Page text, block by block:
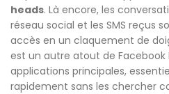
heads. Là encore, les
réseau social et les SMS reçus
accès en un claquement de
est un autre atout de Facebook
applications principales,
rapidement sans les chercher